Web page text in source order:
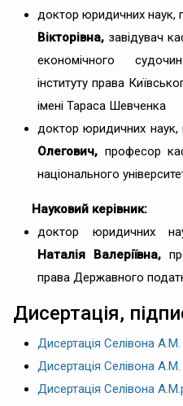
доктор юридичних наук,
Вікторівна, завідувач
економічного
інституту права
імені Тараса Шевченка
доктор юридичних наук,
Олегович, професор
національного
Науковий керівник:
доктор юридичних
Наталія Валеріївна,
права Державного
Дисертація,
Дисертація Селівона А.М.
Дисертація Селівона
Дисертація Селівона